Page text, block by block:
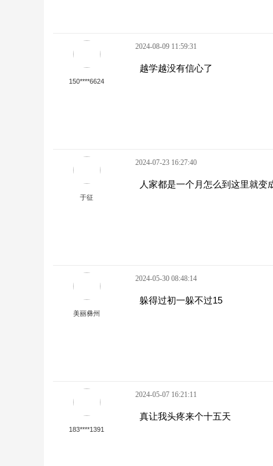
150****6624
2024-08-09 11:59:31
越学越没有信心了
于征
2024-07-23 16:27:40
人家都是一个月怎么到这里就变
美丽彝州
2024-05-30 08:48:14
躲得过初一躲不过15
183****1391
2024-05-07 16:21:11
真让我头疼来个十五天